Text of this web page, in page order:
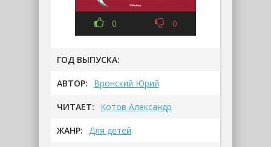
0 0
ГОД ВЫПУСКА:
АВТОР: Вронский Юрий
ЧИТАЕТ: Котов Александр
ЖАНР: Для детей